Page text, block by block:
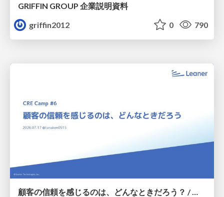
GRIFFIN GROUP 企業説明資料
griffin2012
0 790
顧客の信頼を感じるのは、どんなときだろう？ / When do you feel a customer's trust?